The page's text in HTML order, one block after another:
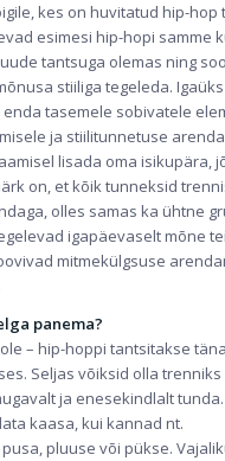
kes on huvitatud hip-hop
esimesi hip-hopi samme
tantsuga olemas ning
stiiliga tegeleda.
tasemele sobivatele
ja stiilitunnetuse
lisada oma isikupära,
on, et kõik tunneksid
olles samas ka ühtne
igapäevaselt mõne
mitmekülgsuse
panema?
– hip-hoppi tantsitakse
Seljas võiksid olla
ja enesekindlalt
kaasa, kui kannad nt.
pluuse või pükse.